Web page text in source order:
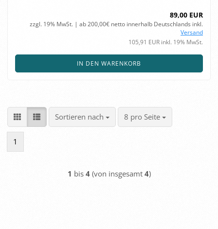
89,00 EUR
zzgl. 19% MwSt. | ab 200,00€ netto innerhalb Deutschlands inkl.
Versand
105,91 EUR inkl. 19% MwSt.
IN DEN WARENKORB
Sortieren nach
Sortieren nach 8 pro Seite
pro Seite
1
1 bis 4(von insgesamt 4)